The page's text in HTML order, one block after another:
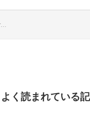
よく読まれている